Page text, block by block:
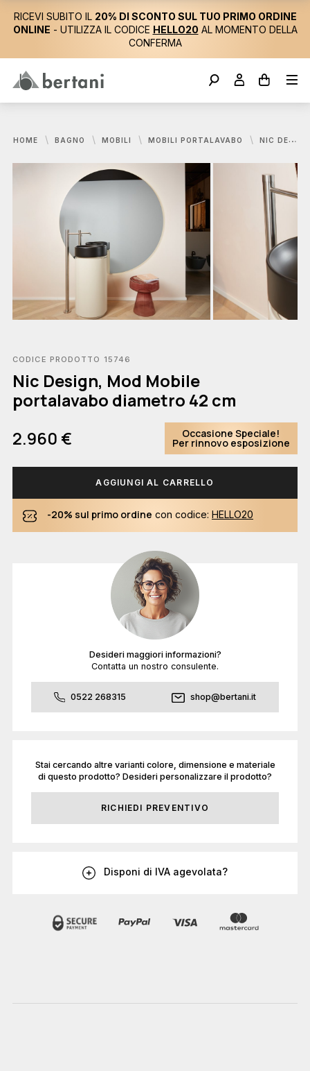
RICEVI SUBITO IL 20% DI SCONTO SUL TUO PRIMO ORDINE
ONLINE - UTILIZZA IL CODICE HELLO20 AL MOMENTO DELLA
CONFERMA
HOME BAGNO MOBILI MOBILI PORTALAVABO NIC DESIGN, MOD MOBILE PORTALAVABO DIAMETRO 42 CM
CODICE PRODOTTO 15746
Nic Design, Mod Mobile
portalavabo diametro 42 cm
2.960 €
Occasione Speciale!
Per rinnovo esposizione
AGGIUNGI AL CARRELLO
-20% sul primo ordine con codice: HELLO20
Desideri maggiori informazioni?
Contatta un nostro consulente.
0522 268315 shop@bertani.it
Stai cercando altre varianti colore, dimensione e materiale
di questo prodotto? Desideri personalizzare il prodotto?
RICHIEDI PREVENTIVO
Disponi di IVA agevolata?